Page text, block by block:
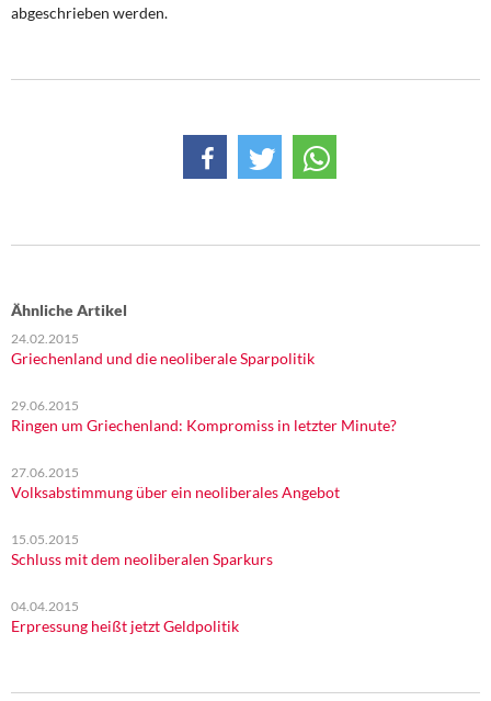
abgeschrieben werden.
Ähnliche Artikel
24.02.2015
Griechenland und die neoliberale Sparpolitik
29.06.2015
Ringen um Griechenland: Kompromiss in letzter Minute?
27.06.2015
Volksabstimmung über ein neoliberales Angebot
15.05.2015
Schluss mit dem neoliberalen Sparkurs
04.04.2015
Erpressung heißt jetzt Geldpolitik